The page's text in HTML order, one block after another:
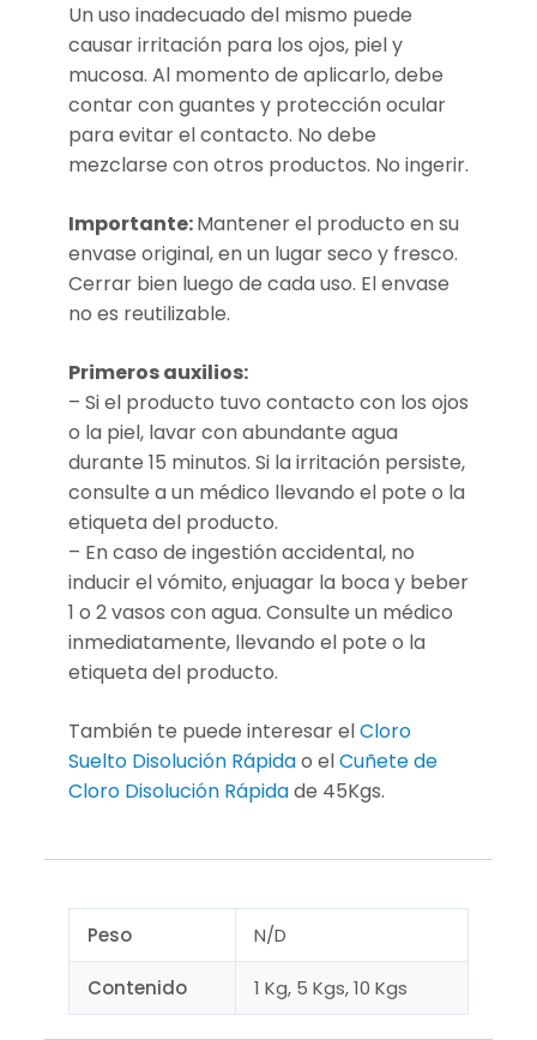
Un uso inadecuado del mismo puede
causar irritación para los ojos, piel y
mucosa. Al momento de aplicarlo, debe
contar con guantes y protección ocular
para evitar el contacto. No debe
mezclarse con otros productos. No ingerir.
Importante:Mantener el producto en su
envase original, en un lugar seco y fresco.
Cerrar bien luego de cada uso. El envase
no es reutilizable.
Primeros auxilios:
– Si el producto tuvo contacto con los ojos
o la piel, lavar con abundante agua
durante 15 minutos. Si la irritación persiste,
consulte a un médico llevando el pote o la
etiqueta del producto.
– En caso de ingestión accidental, no
inducir el vómito, enjuagar la boca y beber
1 o 2 vasos con agua. Consulte un médico
inmediatamente, llevando el pote o la
etiqueta del producto.
También te puede interesar elCloro
Suelto Disolución Rápidao elCuñete de
Cloro Disolución Rápidade 45Kgs.
Peso N/D
Contenido 1 Kg, 5 Kgs, 10 Kgs